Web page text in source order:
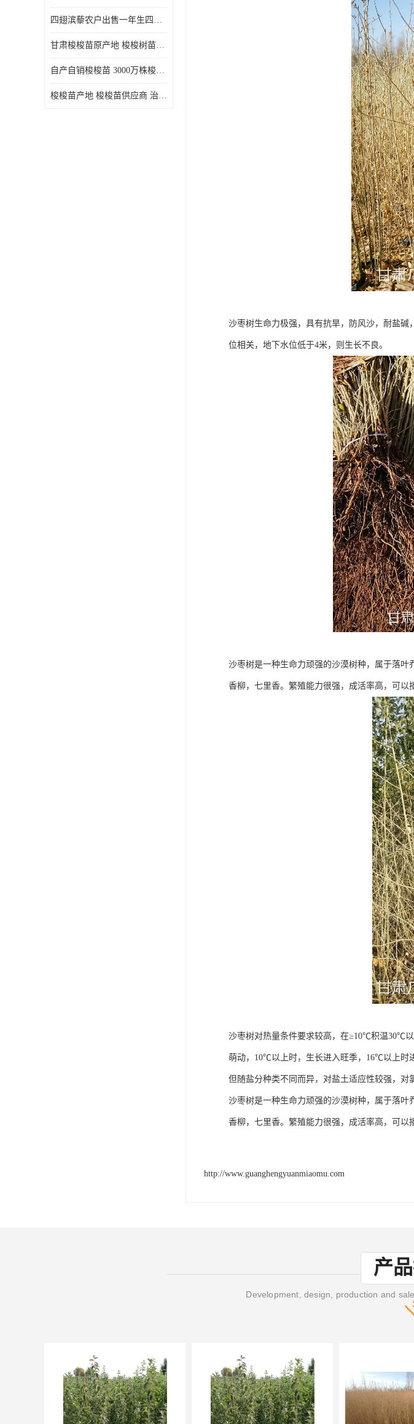
四翅滨藜农户出售一年生四翅滨藜各种规格四翅滨黎产地货源
甘肃梭梭苗原产地 梭梭树苗种植技术 梭梭种苗基地
自产自销梭梭苗 3000万株梭梭种苗供应 办理检疫全国发货
梭梭苗产地 梭梭苗供应商 治沙造林梭梭种苗 自产自销
沙枣树生命力极强，具有抗旱，防风沙，耐盐
位相关，地下水位低于4米，则生长不良。
沙枣树是一种生命力顽强的沙漠树种，属于落
香柳，七里香。繁殖能力很强，成活率高，可以
沙枣树对热量条件要求较高，在≥10℃积温30℃
萌动，10℃以上时，生长进入旺季，16℃以上时
但随盐分种类不同而异，对盐土适应性较强，对
沙枣树是一种生命力顽强的沙漠树种，属于落
香柳，七里香。繁殖能力很强，成活率高，可以
http://www.guanghengyuanmiaomu.com
产
Development, design, production and